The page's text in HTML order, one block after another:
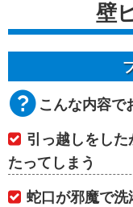
壁
こんな内容で
引っ越しをし
たってしまう
蛇口が邪魔で